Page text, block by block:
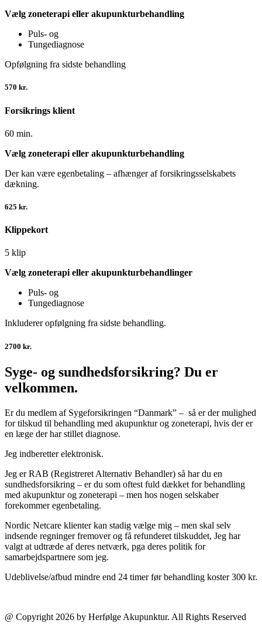
Vælg zoneterapi eller akupunkturbehandling
Puls- og
Tungediagnose
Opfølgning fra sidste behandling
570 kr.
Forsikrings klient
60 min.
Vælg zoneterapi eller akupunkturbehandling
Der kan være egenbetaling – afhænger af forsikringsselskabets
dækning.
625 kr.
Klippekort
5 klip
Vælg zoneterapi eller akupunkturbehandlinger
Puls- og
Tungediagnose
Inkluderer opfølgning fra sidste behandling.
2700 kr.
Syge- og sundhedsforsikring? Du er
velkommen.
Er du medlem af Sygeforsikringen “Danmark” – så er der mulighed
for tilskud til behandling med akupunktur og zoneterapi, hvis der er
en læge der har stillet diagnose.
Jeg indberetter elektronisk.
Jeg er RAB (Registreret Alternativ Behandler) så har du en
sundhedsforsikring – er du som oftest fuld dækket for behandling
med akupunktur og zoneterapi – men hos nogen selskaber
forekommer egenbetaling.
Nordic Netcare klienter kan stadig vælge mig – men skal selv
indsende regninger fremover og få refunderet tilskuddet, Jeg har
valgt at udtræde af deres netværk, pga deres politik for
samarbejdspartnere som jeg.
Udeblivelse/afbud mindre end 24 timer før behandling koster 300 kr.
@ Copyright 2026 by Herfølge Akupunktur. All Rights Reserved